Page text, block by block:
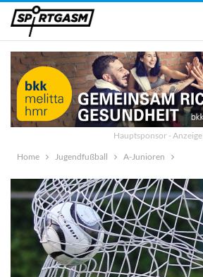
Hauptsponsor - Anzeige
Home
Jugendfußball A-Junioren